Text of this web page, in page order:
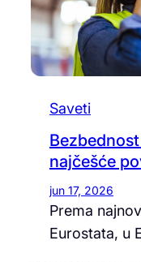
Saveti
najčešće
jun 17, 2026
Prema
Eurostata, u